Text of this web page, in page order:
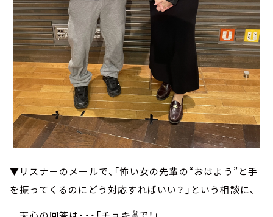
▼リスナーのメールで、「怖い女の先輩の“おはよう”と手
を振ってくるのにどう対応すればいい？」という相談に、